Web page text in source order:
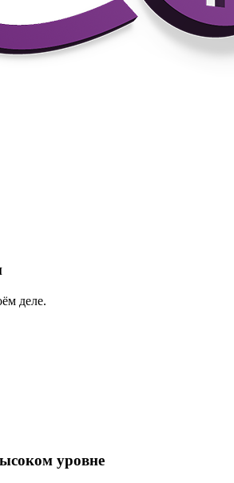
деле.
уровне